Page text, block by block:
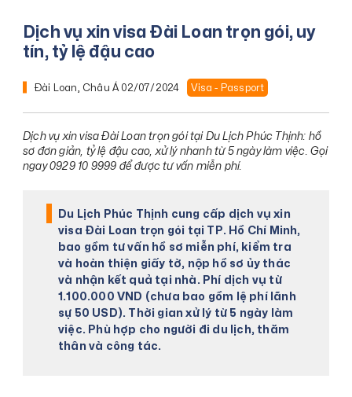
Dịch vụ xin visa Đài Loan trọn gói, uy
tín, tỷ lệ đậu cao
Đài Loan, Châu Á02/07/2024 Visa - Passport
Dịch vụ xin visa Đài Loan trọn gói tại Du Lịch Phúc Thịnh: hồ
sơ đơn giản, tỷ lệ đậu cao, xử lý nhanh từ 5 ngày làm việc. Gọi
ngay 0929 10 9999 để được tư vấn miễn phí.
Du Lịch Phúc Thịnh cung cấp dịch vụ xin
visa Đài Loan trọn gói tại TP. Hồ Chí Minh,
bao gồm tư vấn hồ sơ miễn phí, kiểm tra
và hoàn thiện giấy tờ, nộp hồ sơ ủy thác
và nhận kết quả tại nhà. Phí dịch vụ từ
1.100.000 VND (chưa bao gồm lệ phí lãnh
sự 50 USD). Thời gian xử lý từ 5 ngày làm
việc. Phù hợp cho người đi du lịch, thăm
thân và công tác.